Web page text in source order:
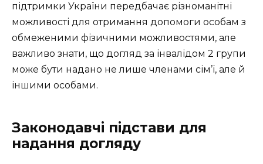
підтримки України передбачає різноманітні
можливості для отримання допомоги особам з
обмеженими фізичними можливостями, але
важливо знати, що догляд за інвалідом 2 групи
може бути надано не лише членами сім’ї, але й
іншими особами.
Законодавчі підстави для
надання догляду